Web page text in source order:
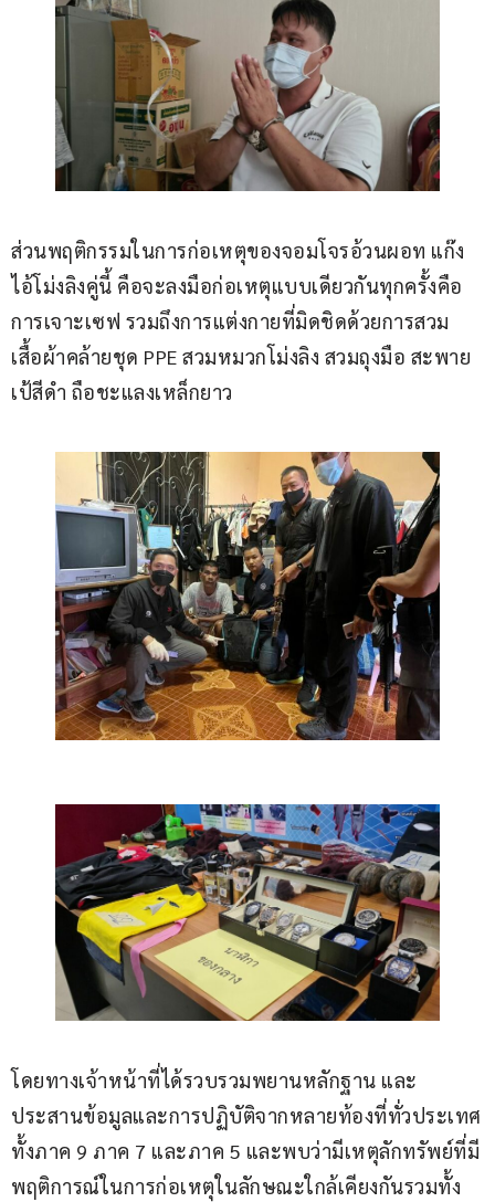
ส่วนพฤติกรรมในการก่อเหตุของจอมโจรอ้วนผอท แก๊ง
ไอ้โม่งลิงคู่นี้ คือจะลงมือก่อเหตุแบบเดียวกันทุกครั้งคือ
การเจาะเซฟ รวมถึงการแต่งกายที่มิดชิดด้วยการสวม
เสื้อผ้าคล้ายชุด PPE สวมหมวกโม่งลิง สวมถุงมือ สะพาย
เป้สีดำ ถือชะแลงเหล็กยาว
โดยทางเจ้าหน้าที่ได้รวบรวมพยานหลักฐาน และ
ประสานข้อมูลและการปฏิบัติจากหลายท้องที่ทั่วประเทศ
ทั้งภาค 9 ภาค 7 และภาค 5 และพบว่ามีเหตุลักทรัพย์ที่มี
พฤติการณ์ในการก่อเหตุในลักษณะใกล้เคียงกันรวมทั้ง